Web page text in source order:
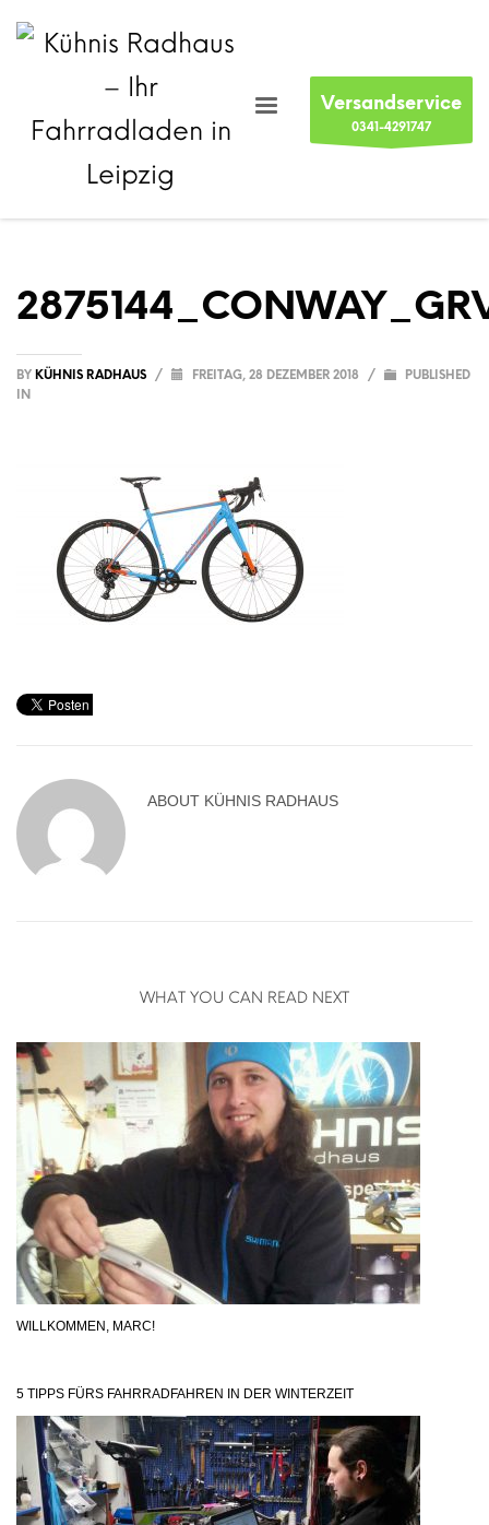
Versandservice
0341-4291747
BY KÜHNIS RADHAUS / FREITAG, 28 DEZEMBER 2018 /
PUBLISHED
IN
ABOUT KÜHNIS RADHAUS
WHAT YOU CAN READ NEXT
WILLKOMMEN, MARC!
5 TIPPS FÜRS FAHRRADFAHREN IN DER WINTERZEIT